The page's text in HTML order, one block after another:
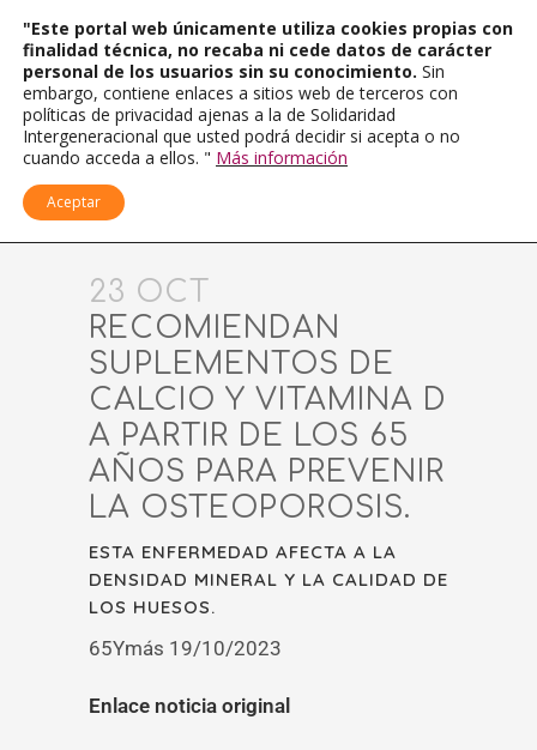
23 OCT
RECOMIENDAN
SUPLEMENTOS DE
CALCIO Y VITAMINA D
A PARTIR DE LOS 65
AÑOS PARA PREVENIR
LA OSTEOPOROSIS.
ESTA ENFERMEDAD AFECTA A LA
DENSIDAD MINERAL Y LA CALIDAD DE
LOS HUESOS.
65Ymás 19/10/2023
Enlace noticia original
"Este portal web únicamente utiliza cookies propias con
finalidad técnica, no recaba ni cede datos de carácter
personal de los usuarios sin su conocimiento. Sin
embargo, contiene enlaces a sitios web de terceros con
políticas de privacidad ajenas a la de Solidaridad
Intergeneracional que usted podrá decidir si acepta o no
cuando acceda a ellos. " Más información
Aceptar